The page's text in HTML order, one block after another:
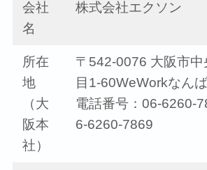
会社
名
株式会社エクソン
所在
地
（大
阪本
社）
〒542-0076 大阪市
目1-60WeWorkなん
電話番号：06-6260-
6-6260-7869